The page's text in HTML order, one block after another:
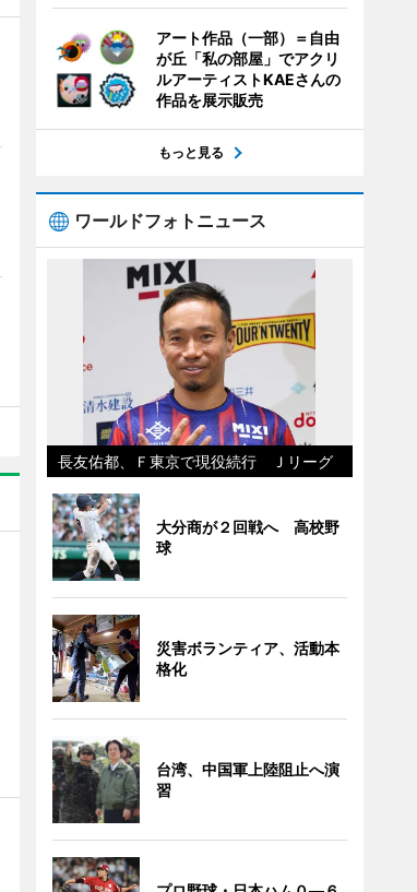
アート作品（一部）＝自由
が丘「私の部屋」でアクリ
ルアーティストKAEさんの
作品を展示販売
もっと見る
ワールドフォトニュース
長友佑都、Ｆ東京で現役続行 Ｊリーグ
大分商が２回戦へ 高校野
球
災害ボランティア、活動本
格化
台湾、中国軍上陸阻止へ演
習